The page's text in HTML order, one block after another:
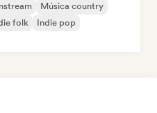
Música country
folk
Indie pop